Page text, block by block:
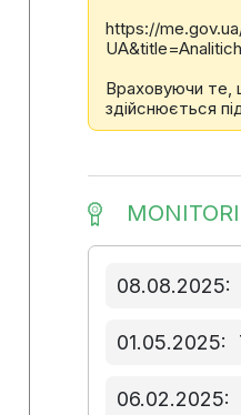
https://
Враховуючи те,
здійснюється
08.08.2025:
01.05.2025:
06.02.2025: